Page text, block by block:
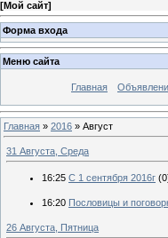
[Мой сайт]
Форма входа
Меню сайта
Главная
Главная » 2016 » Август
31 Августа, Среда
16:25 С 1 сентября 2016г
16:20 Пословицы и
26 Августа, Пятница